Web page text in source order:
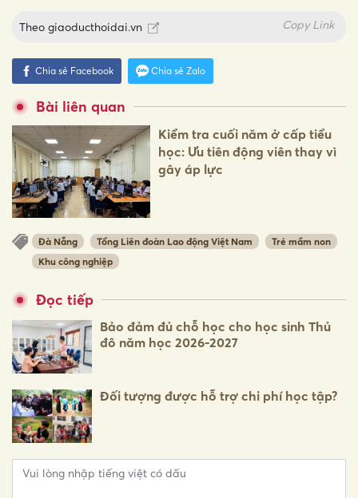
Theo giaoducthoidai.vn Copy Link
Chia sẻ Facebook Chia sẻ Zalo
Bài liên quan
Kiểm tra cuối năm ở cấp tiểu
học: Ưu tiên động viên thay vì
gây áp lực
Đà Nẵng Tổng Liên đoàn Lao động Việt Nam
Trẻ mầm non
Khu công nghiệp
Đọc tiếp
Bảo đảm đủ chỗ học cho học sinh Thủ
đô năm học 2026-2027
Đối tượng được hỗ trợ chi phí học tập?